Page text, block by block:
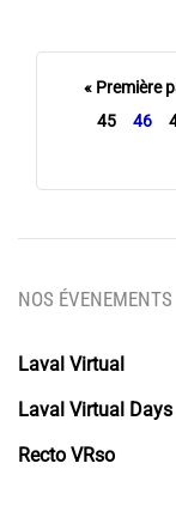
« Première
45
46
NOS ÉVENEMENTS
Laval Virtual
Laval Virtual Days
Recto VRso